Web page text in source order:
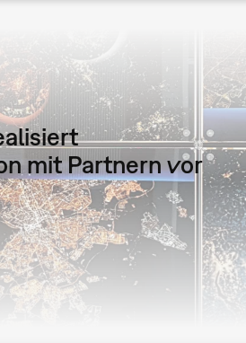
mit Partnern vor